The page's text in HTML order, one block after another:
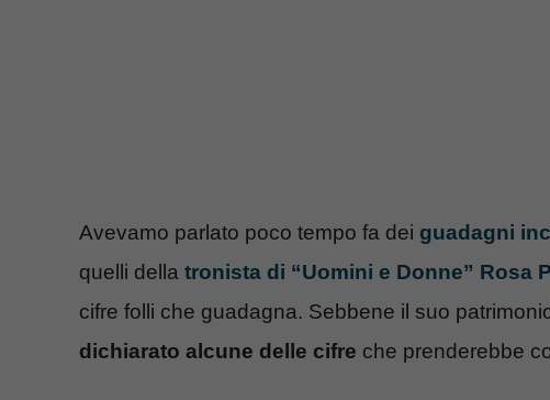
Avevamo parlato poco tempo fa dei guadagni
quelli della tronista di “Uomini e Donne” Rosa
cifre folli che guadagna. Sebbene il suo
dichiarato alcune delle cifre che prenderebbe